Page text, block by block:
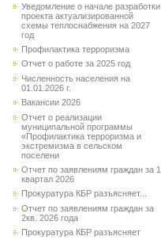
Уведомление о начале разработки
проекта актуализированной
схемы теплоснабжения на 2027
год
Профилактика терроризма
Отчет о работе за 2025 год
Численность населения на
01.01.2026 г.
Вакансии 2026
Отчет о реализации
муниципальной программы
«Профилактика терроризма и
экстремизма в сельском
поселени
Отчет по заявлениям граждан за 1
квартал 2026
Прокуратура КБР разъясняет...
Отчет по заявлениям граждан за
2кв. 2026 года
Прокуратура КБР разъясняет